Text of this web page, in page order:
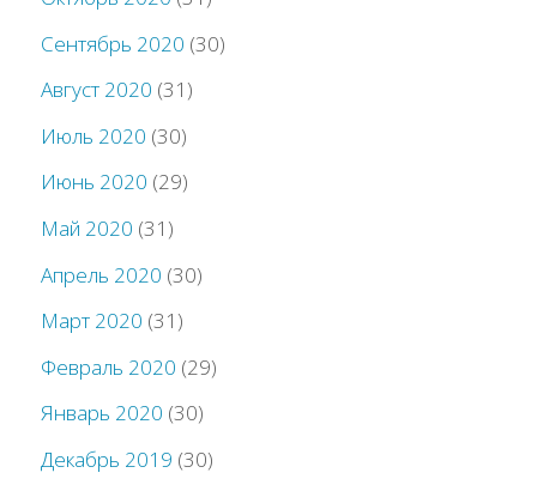
Сентябрь 2020 (30)
Август 2020 (31)
Июль 2020 (30)
Июнь 2020 (29)
Май 2020 (31)
Апрель 2020 (30)
Март 2020 (31)
Февраль 2020 (29)
Январь 2020 (30)
Декабрь 2019 (30)